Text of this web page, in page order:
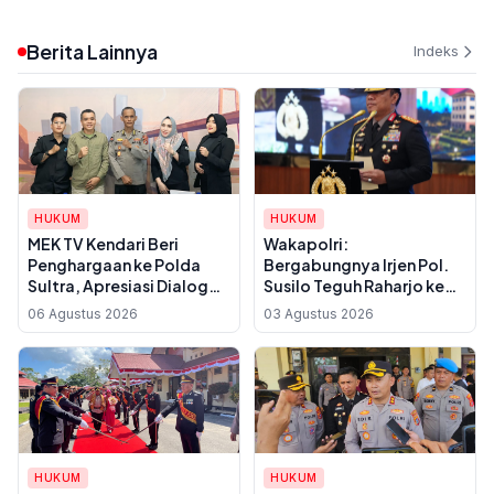
Berita Lainnya Indeks
HUKUM
MEK TV Kendari Beri
Penghargaan ke Polda
Sultra, Apresiasi Dialog
Sinergi Polri dan
Masyarakat
06 Agustus 2026
HUKUM
Wakapolri:
Bergabungnya Irjen Pol.
Susilo Teguh Raharjo ke
UBISA Perkuat Jejaring
Nasional Pusat Studi
Kepolisian
03 Agustus 2026
HUKUM HUKUM